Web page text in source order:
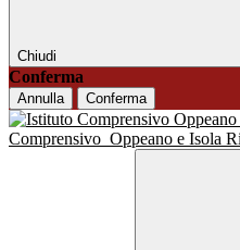
Chiudi
Conferma
Annulla Conferma
Comprensivo Oppeano e Isola